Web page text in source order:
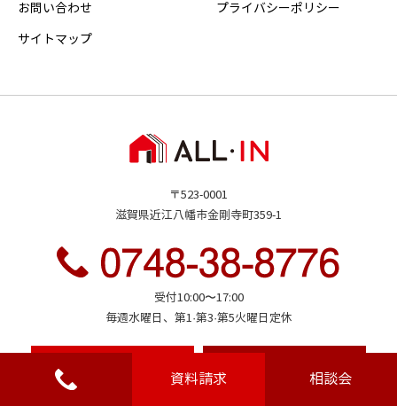
資料請求 相談会
お問い合わせ プライバシーポリシー
サイトマップ
〒523-0001
滋賀県近江八幡市金剛寺町359-1
受付10:00〜17:00
毎週水曜日、第1·第3·第5火曜日定休